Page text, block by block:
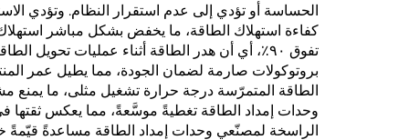
الحساسة أو تؤدي إلى عدم استقرار النظام. وتؤدي
كفاءة استهلاك الطاقة، ما يخفض بشكل مباشر
تفوق ٩٠٪، أي أن هدر الطاقة أثناء عمليات
بروتوكولات صارمة لضمان الجودة، مما يطيل عمر
الطاقة المتمرّسة درجة حرارة تشغيل مثلى، ما يمنع
وحدات إمداد الطاقة تغطيةً موسَّعةً، مما يعكس ثقتها في
الراسخة لمصنّعي وحدات إمداد الطاقة مساعدةً قيّمةً